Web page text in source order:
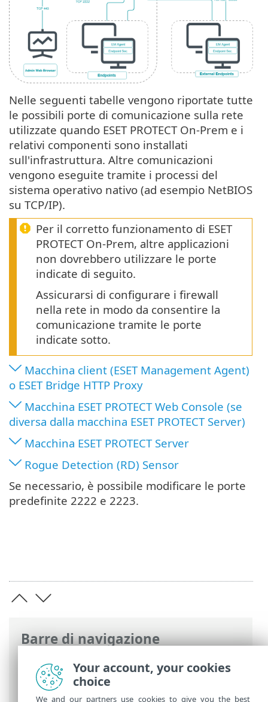
Barre di navigazione
Guida online ESET>ESET PROTECT On-
Prem>Specifiche Rete> Porte
utilizzate
Nelle seguenti tabelle vengono riportate tutte
le possibili porte di comunicazione sulla rete
utilizzate quando ESET PROTECT On-Prem e i
relativi componenti sono installati
sull'infrastruttura. Altre comunicazioni
vengono eseguite tramite i processi del
sistema operativo nativo (ad esempio NetBIOS
su TCP/IP).
Per il corretto funzionamento di ESET
PROTECT On-Prem, altre applicazioni
non dovrebbero utilizzare le porte
indicate di seguito.
Assicurarsi di configurare i firewall
nella rete in modo da consentire la
comunicazione tramite le porte
indicate sotto.
Macchina client (ESET Management Agent)
o ESET Bridge HTTP Proxy
Macchina ESET PROTECT Web Console (se
diversa dalla macchina ESET PROTECT Server)
Macchina ESET PROTECT Server
Rogue Detection (RD) Sensor
Se necessario, è possibile modificare le porte
predefinite 2222 e 2223.
Your account, your cookies
choice
We and our partners use cookies to give you the best